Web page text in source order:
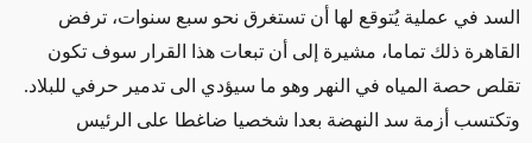
السد في عملية يُتوقع لها أن تستغرق نحو سبع سنوات، ترفض
القاهرة ذلك تماما، مشيرة إلى أن تبعات هذا القرار سوف تكون
تقلص حصة المياه في النهر وهو ما سيؤدي الى تدمير حرفي للبلاد.
وتكتسب أزمة سد النهضة بعدا شخصيا ضاغطا على الرئيس